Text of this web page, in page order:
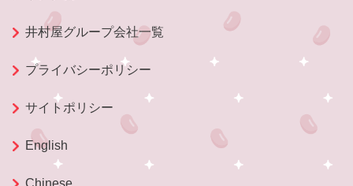
井村屋グループ会社一覧
プライバシーポリシー
サイトポリシー
English
Chinese